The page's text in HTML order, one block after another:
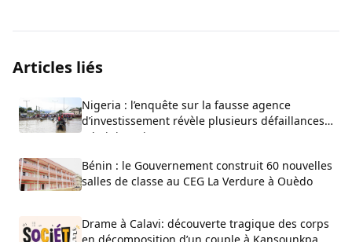
Articles liés
Nigeria : l’enquête sur la fausse agence
d’investissement révèle plusieurs défaillances
administratives
Bénin : le Gouvernement construit 60 nouvelles
salles de classe au CEG La Verdure à Ouèdo
Drame à Calavi: découverte tragique des corps